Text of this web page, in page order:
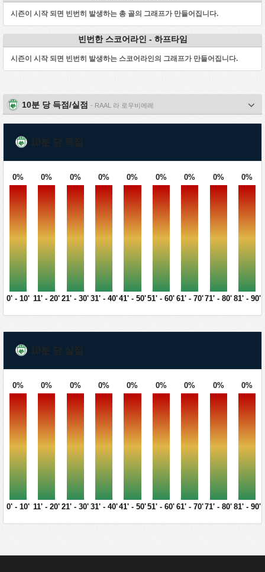
시즌이 시작 되면 빈번히 발생하는 총 골의 그래프가 만들어집니다.
빈번한 스코어라인 - 하프타임
시즌이 시작 되면 빈번히 발생하는 스코어라인의 그래프가 만들어집니다.
10분 당 득점/실점- RAAL 라 로우비에레
10분 당 득점
0% 0% 0% 0% 0% 0% 0% 0% 0%
0' - 10' 11' - 20' 21' - 30' 31' - 40'41' - 50'51' - 60' 61' - 70'71' - 80' 81' - 90'
10분 당 실점
0% 0% 0% 0% 0% 0% 0% 0% 0%
0' - 10' 11' - 20' 21' - 30' 31' - 40'41' - 50'51' - 60' 61' - 70'71' - 80' 81' - 90'